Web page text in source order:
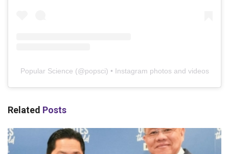
Popular Science (@popsci) • Instagram photos and videos
Related Posts